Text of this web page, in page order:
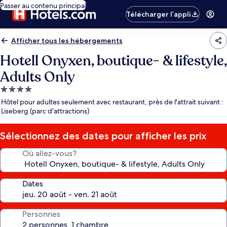
Passer au contenu principal
Télécharger l’appli
Afficher tous les hébergements
Hotell Onyxen, boutique- & lifestyle,
Adults Only
Hébergement
4.0 étoiles
Hôtel pour adultes seulement avec restaurant, près de l'attrait suivant :
Liseberg (parc d'attractions)
Sélectionnez des dates pour afficher les prix
Où allez-vous?
Dates
Personnes